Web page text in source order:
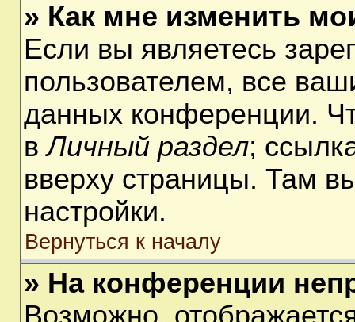
» Как мне изменить
Если вы являетесь
пользователем, все
данных конференции.
вЛичный раздел;
вверху страницы. Там
настройки.
Вернуться к началу
» На конференции
Возможно,